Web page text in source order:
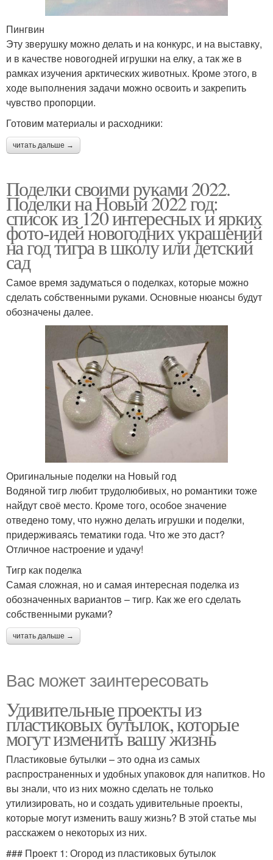
Пингвин
Эту зверушку можно делать и на конкурс, и на выставку,
и в качестве новогодней игрушки на елку, а так же в
рамках изучения арктических животных. Кроме этого, в
ходе выполнения задачи можно освоить и закрепить
чувство пропорции.
Готовим материалы и расходники:
читать дальше →
Поделки своими руками 2022.
Поделки на Новый 2022 год:
список из 120 интересных и ярких
фото-идей новогодних украшений
на год тигра в школу или детский
сад
Самое время задуматься о поделках, которые можно
сделать собственными руками. Основные нюансы будут
обозначены далее.
Оригинальные поделки на Новый год
Водяной тигр любит трудолюбивых, но романтики тоже
найдут своё место. Кроме того, особое значение
отведено тому, что нужно делать игрушки и поделки,
придерживаясь тематики года. Что же это даст?
Отличное настроение и удачу!
Тигр как поделка
Самая сложная, но и самая интересная поделка из
обозначенных вариантов – тигр. Как же его сделать
собственными руками?
читать дальше →
Вас может заинтересовать
Удивительные проекты из
пластиковых бутылок, которые
могут изменить вашу жизнь
Пластиковые бутылки – это одна из самых
распространенных и удобных упаковок для напитков. Но
вы знали, что из них можно сделать не только
утилизировать, но и создать удивительные проекты,
которые могут изменить вашу жизнь? В этой статье мы
расскажем о некоторых из них.
### Проект 1: Огород из пластиковых бутылок